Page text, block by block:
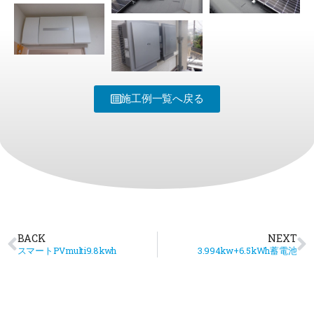
施工例一覧へ戻る
BACK
スマートPVmulti9.8kwh
NEXT
3.994kw+6.5kWh蓄電池